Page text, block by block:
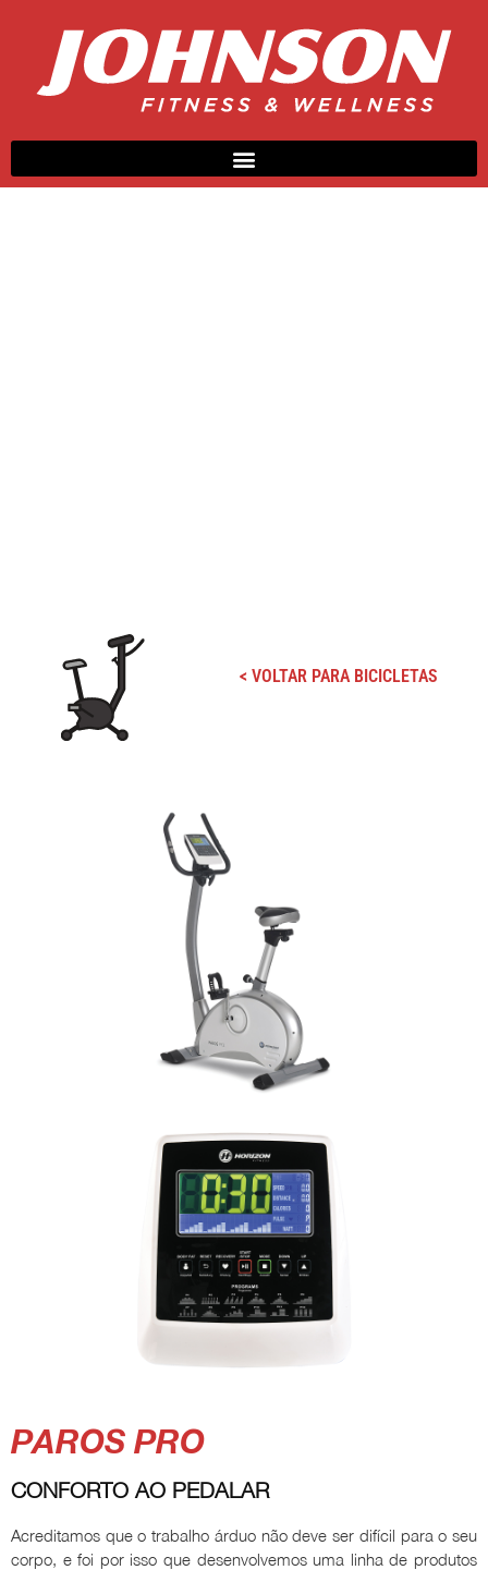
< VOLTAR PARA BICICLETAS
PAROS PRO
CONFORTO AO PEDALAR
Acreditamos que o trabalho árduo não deve ser difícil para o seu
corpo, e foi por isso que desenvolvemos uma linha de produtos